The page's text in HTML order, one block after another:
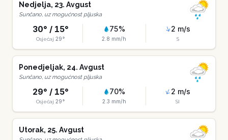
Nedjelja, 23. Avgust
Sunčano, uz mogućnost pljuska
30° / 15°
Osjećaj 29°
75%
2.8 mm/h
2 m/s
S
Ponedjeljak, 24. Avgust
Sunčano, uz mogućnost pljuska
29° / 15°
Osjećaj 29°
70%
2.3 mm/h
2 m/s
SI
Utorak, 25. Avgust